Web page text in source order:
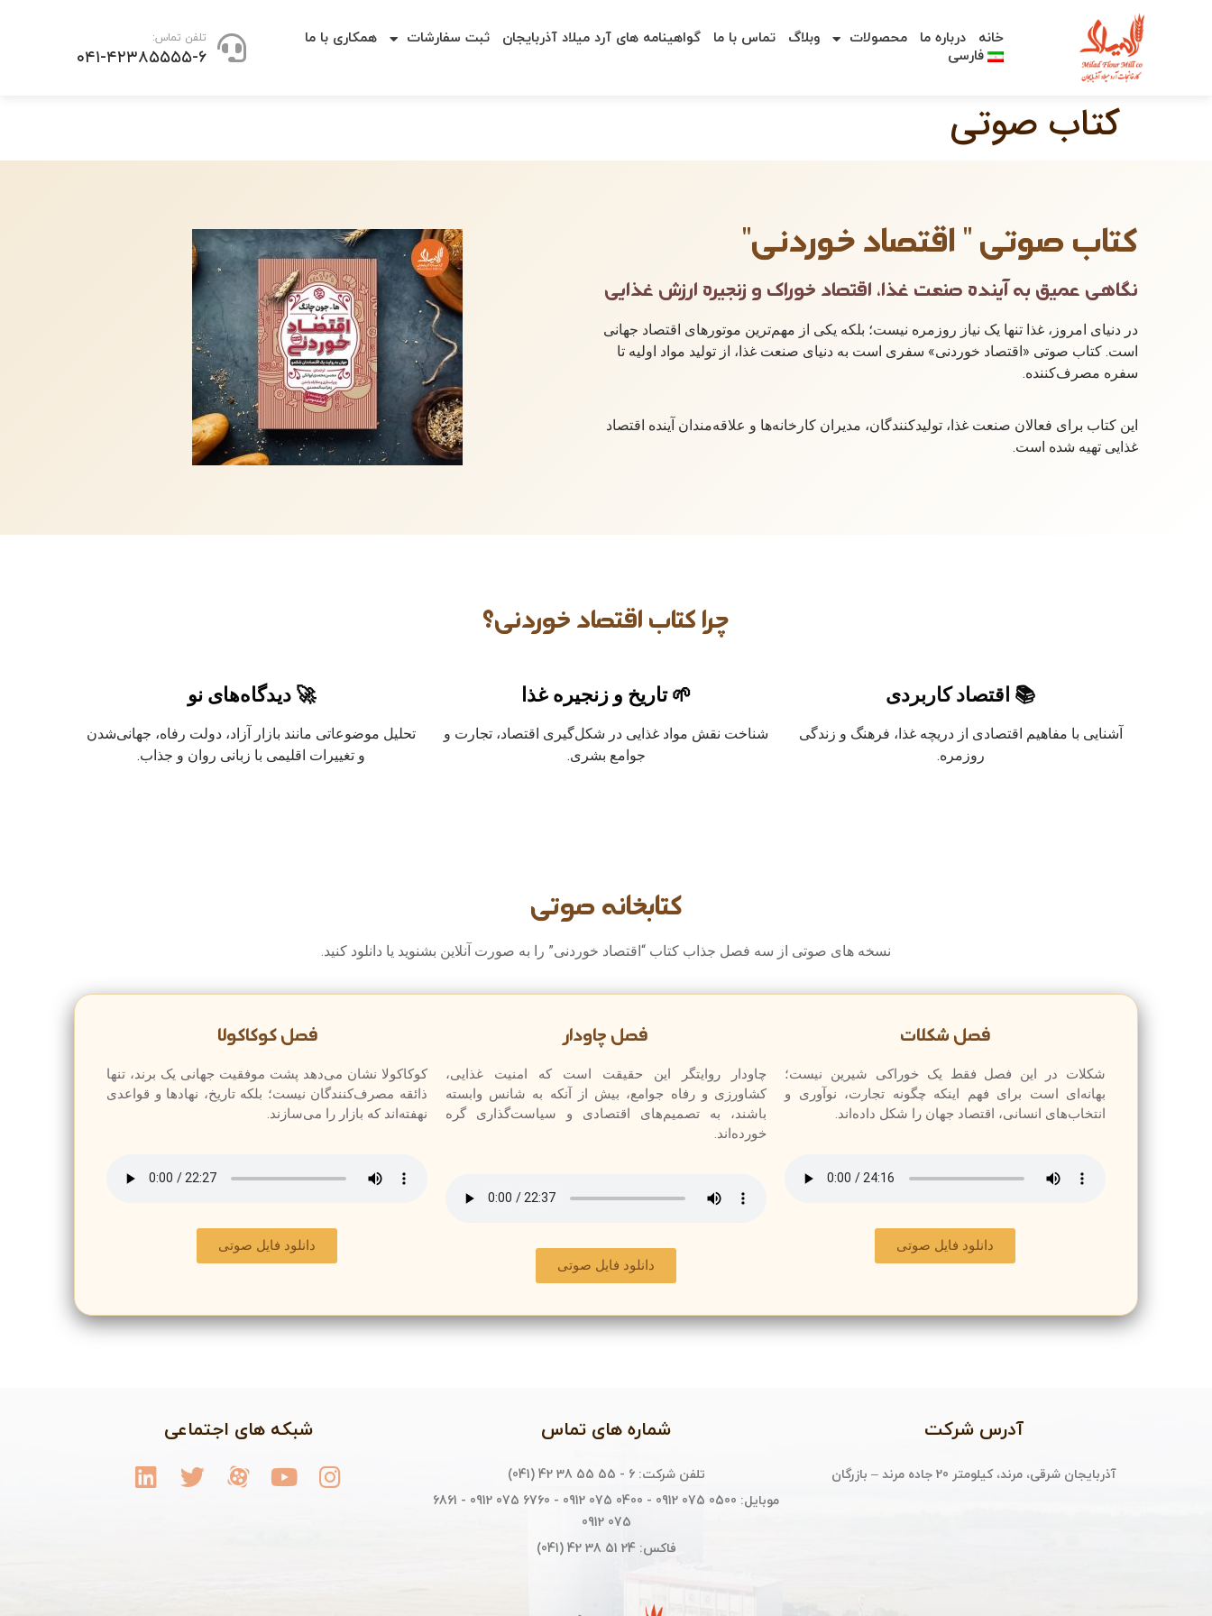
خانه درباره ما محصولات وبلاگ تماس با ما گواهینامه های آرد میلاد آذربایجان ثبت سفارشات
همکاری با ما
فارسی
تلفن تماس:
۰۴۱-۴۲۳۸۵۵۵۵-۶
کتاب صوتی
کتاب صوتی " اقتصاد خوردنی"
نگاهی عمیق به آینده صنعت غذا، اقتصاد خوراک و زنجیره ارزش غذایی
در دنیای امروز، غذا تنها یک نیاز روزمره نیست؛ بلکه یکی از مهم‌ترین موتورهای اقتصاد جهانی
است. کتاب صوتی «اقتصاد خوردنی» سفری است به دنیای صنعت غذا، از تولید مواد اولیه تا
سفره مصرف‌کننده.
این کتاب برای فعالان صنعت غذا، تولیدکنندگان، مدیران کارخانه‌ها و علاقه‌مندان آینده اقتصاد
غذایی تهیه شده است.
چرا کتاب اقتصاد خوردنی؟
📚 اقتصاد کاربردی
آشنایی با مفاهیم اقتصادی از دریچه غذا، فرهنگ و زندگی
روزمره.
🌱 تاریخ و زنجیره غذا
شناخت نقش مواد غذایی در شکل‌گیری اقتصاد، تجارت و
جوامع بشری.
🚀 دیدگاه‌های نو
تحلیل موضوعاتی مانند بازار آزاد، دولت رفاه، جهانی‌شدن
و تغییرات اقلیمی با زبانی روان و جذاب.
کتابخانه صوتی
نسخه های صوتی از سه فصل جذاب کتاب “اقتصاد خوردنی” را به صورت آنلاین بشنوید یا دانلود کنید.
فصل شکلات
شکلات در این فصل فقط یک خوراکی شیرین نیست؛
بهانه‌ای است برای فهم اینکه چگونه تجارت، نوآوری و
انتخاب‌های انسانی، اقتصاد جهان را شکل داده‌اند.
دانلود فایل صوتی
فصل چاودار
چاودار روایتگر این حقیقت است که امنیت غذایی،
کشاورزی و رفاه جوامع، بیش از آنکه به شانس وابسته
باشند، به تصمیم‌های اقتصادی و سیاست‌گذاری گره
خورده‌اند.
دانلود فایل صوتی
فصل کوکاکولا
کوکاکولا نشان می‌دهد پشت موفقیت جهانی یک برند، تنها
ذائقه مصرف‌کنندگان نیست؛ بلکه تاریخ، نهادها و قواعدی
نهفته‌اند که بازار را می‌سازند.
دانلود فایل صوتی
آدرس شرکت
آذربایجان شرقی، مرند، کیلومتر 20 جاده مرند – بازرگان
شماره های تماس
تلفن شرکت: 6 - 55 55 38 42 (041)
موبایل: 0500 075 0912 - 0400 075 0912 - 6760 075 0912 - 6861
075 0912
فاکس: 24 51 38 42 (041)
شبکه های اجتماعی